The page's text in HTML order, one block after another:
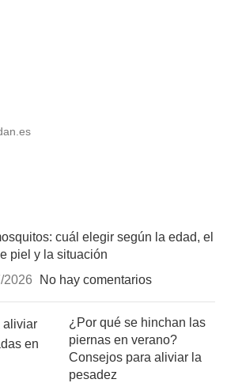
cuál elegir según la edad, el
piel y la situación
2026
No hay comentarios
¿Por qué se hinchan las
piernas en verano?
Consejos para aliviar la
pesadez